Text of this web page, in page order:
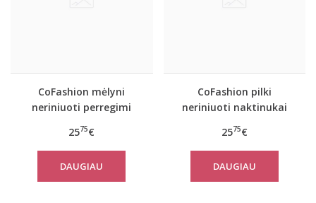
CoFashion mėlyni
neriniuoti perregimi
2575€
DAUGIAU
CoFashion pilki
neriniuoti naktinukai
2575€
DAUGIAU